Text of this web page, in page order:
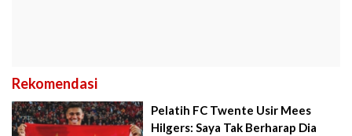
Rekomendasi
Pelatih FC Twente Usir Mees
Hilgers: Saya Tak Berharap Dia